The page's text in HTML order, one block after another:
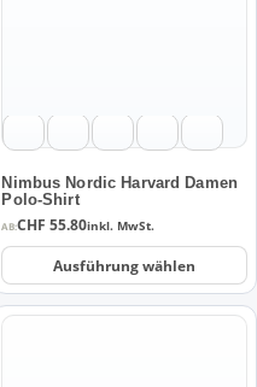
Nimbus Nordic Harvard Damen
Polo-Shirt
AB:CHF 55.80inkl. MwSt.
Ausführung wählen
können
auf
der
Produktseite
gewählt
werden